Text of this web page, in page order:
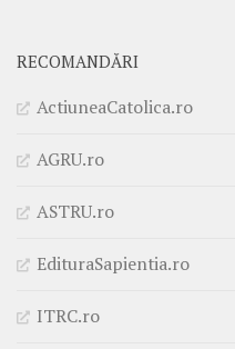
RECOMANDĂRI
ActiuneaCatolica.ro
AGRU.ro
ASTRU.ro
EdituraSapientia.ro
ITRC.ro